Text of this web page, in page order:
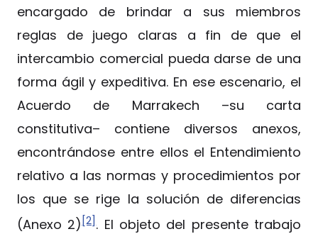
encargado de brindar a sus miembros
reglas de juego claras a fin de que el
intercambio comercial pueda darse de una
forma ágil y expeditiva. En ese escenario, el
Acuerdo de Marrakech –su carta
constitutiva– contiene diversos anexos,
encontrándose entre ellos el Entendimiento
relativo a las normas y procedimientos por
los que se rige la solución de diferencias
(Anexo 2)[2]. El objeto del presente trabajo